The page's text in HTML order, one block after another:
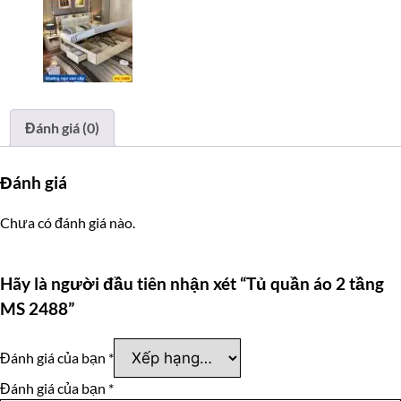
Đánh giá (0)
Đánh giá
Chưa có đánh giá nào.
Hãy là người đầu tiên nhận xét “Tủ quần áo 2 tầng
MS 2488”
Đánh giá của bạn *
Đánh giá của bạn *